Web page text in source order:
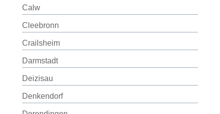
Calw
Cleebronn
Crailsheim
Darmstadt
Deizisau
Denkendorf